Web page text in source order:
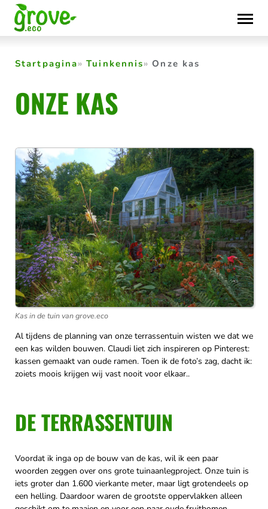
Skip
to
content
Startpagina Tuinkennis Onze kas
ONZE KAS
Kas in de tuin van grove.eco
Al tijdens de planning van onze terrassentuin wisten we dat we
een kas wilden bouwen. Claudi liet zich inspireren op Pinterest:
kassen gemaakt van oude ramen. Toen ik de foto’s zag, dacht ik:
zoiets moois krijgen wij vast nooit voor elkaar..
DE TERRASSENTUIN
Voordat ik inga op de bouw van de kas, wil ik een paar
woorden zeggen over ons grote tuinaanlegproject. Onze tuin is
iets groter dan 1.600 vierkante meter, maar ligt grotendeels op
een helling. Daardoor waren de grootste oppervlakken alleen